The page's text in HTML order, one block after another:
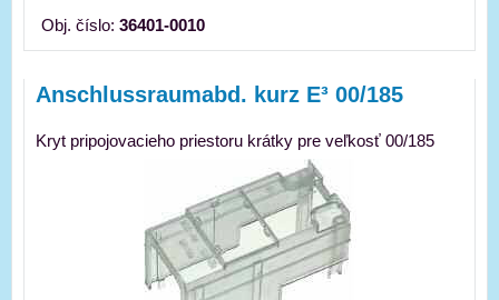
Obj. číslo: 36401-0010
Anschlussraumabd. kurz E³ 00/185
Kryt pripojovacieho priestoru krátky pre veľkosť 00/185